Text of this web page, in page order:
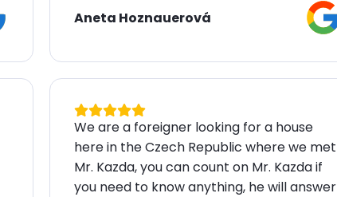
Aneta Hoznauerová
We are a foreigner looking for a house
here in the Czech Republic where we met
Mr. Kazda, you can count on Mr. Kazda if
you need to know anything, he will answer